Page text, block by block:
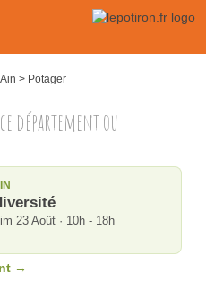
Ain > Potager
département ou
23 Août · 10h - 18h
→